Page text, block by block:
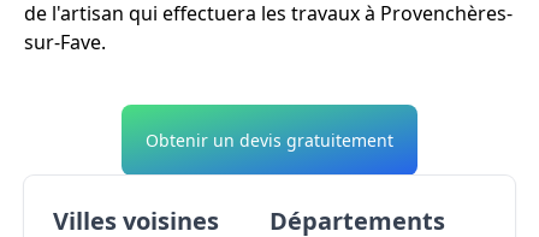
de l'artisan qui effectuera les travaux à Provenchères-
sur-Fave.
Obtenir un devis gratuitement
Villes voisines Départements